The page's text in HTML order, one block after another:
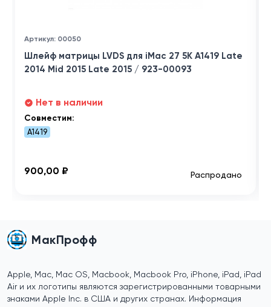
Артикул: 00050
Шлейф матрицы LVDS для iMac 27 5K A1419 Late
2014 Mid 2015 Late 2015 / 923-00093
Нет в наличии
Совместим:
A1419
900,00 ₽ Распродано
МакПрофф
Apple, Mac, Mac OS, Macbook, Macbook Pro, iPhone, iPad, iPad
Air и их логотипы являются зарегистрированными товарными
знаками Apple Inc. в США и других странах. Информация